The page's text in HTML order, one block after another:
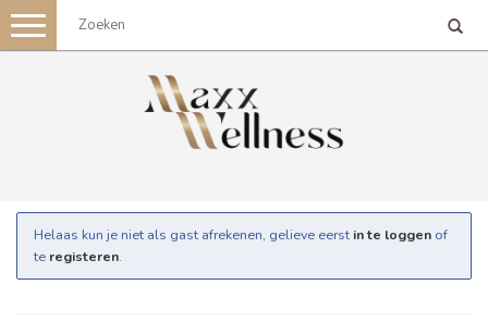
Toggle
navigation
Helaas kun je niet als gast afrekenen, gelieve eerst in te loggen of
te registeren.